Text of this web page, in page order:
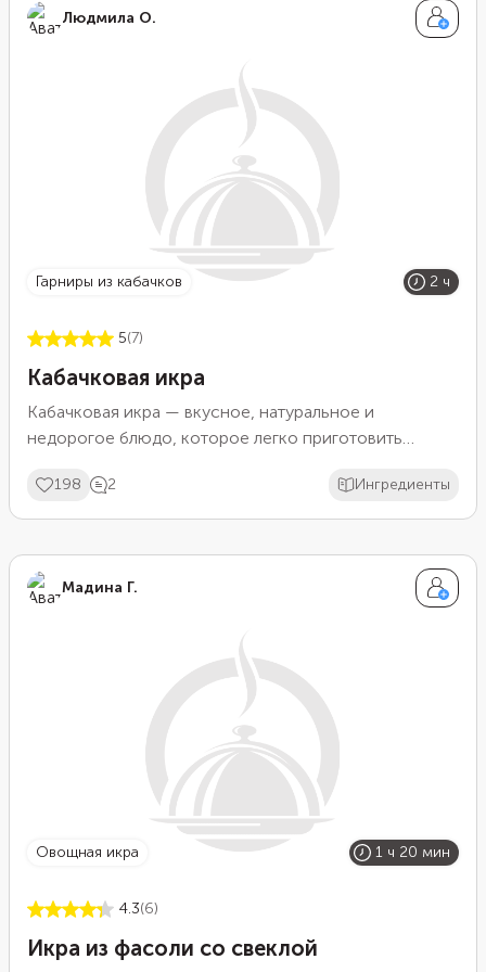
Людмила О.
гарниры из кабачков 2 ч
5(7)
Кабачковая икра
Кабачковая икра — вкусное, натуральное и
недорогое блюдо, которое легко приготовить
198 2 Ингредиенты
Мадина Г.
овощная икра 1 ч 20 мин
4.3(6)
Икра из фасоли со свеклой